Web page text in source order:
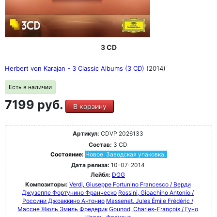
3 CD
Herbert von Karajan - 3 Classic Albums (3 CD) (2014)
Есть в наличии
7199 руб. В корзину
Артикул: CDVP 2026133
Состав: 3 CD
Состояние: Новое. Заводская упаковка.
Дата релиза: 10-07-2014
Лейбл: DGG
Композиторы: Verdi, Giuseppe Fortunino Francesco / Верди
Джузеппе Фортунино Франческо Rossini, Gioachino Antonio /
Россини Джоаккино Антонио Massenet, Jules Émile Frédéric /
Массне Жюль Эмиль Фредерик Gounod, Charles-François / Гуно